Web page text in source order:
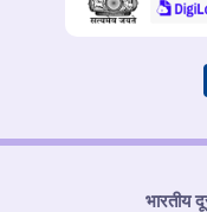
भारतीय